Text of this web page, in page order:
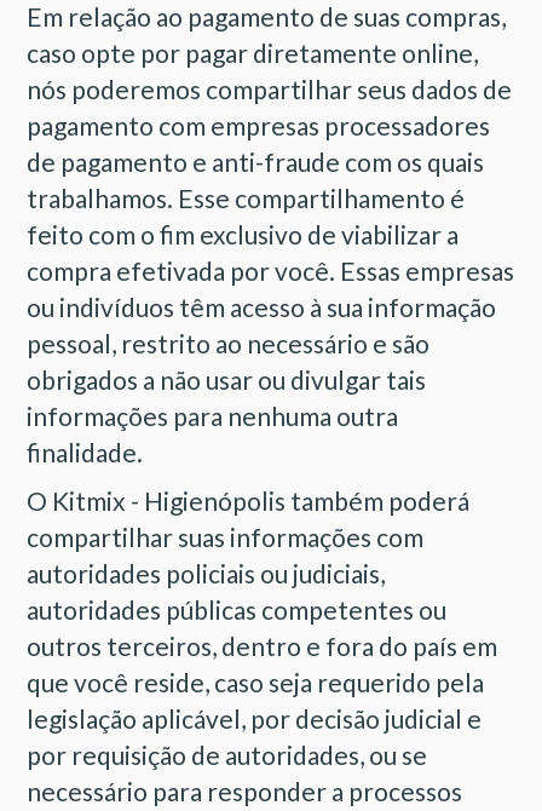
Em relação ao pagamento de suas compras,
caso opte por pagar diretamente online,
nós poderemos compartilhar seus dados de
pagamento com empresas processadores
de pagamento e anti-fraude com os quais
trabalhamos. Esse compartilhamento é
feito com o fim exclusivo de viabilizar a
compra efetivada por você. Essas empresas
ou indivíduos têm acesso à sua informação
pessoal, restrito ao necessário e são
obrigados a não usar ou divulgar tais
informações para nenhuma outra
finalidade.
O Kitmix - Higienópolis também poderá
compartilhar suas informações com
autoridades policiais ou judiciais,
autoridades públicas competentes ou
outros terceiros, dentro e fora do país em
que você reside, caso seja requerido pela
legislação aplicável, por decisão judicial e
por requisição de autoridades, ou se
necessário para responder a processos